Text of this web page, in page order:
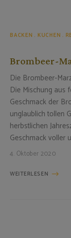
BACKEN KUCHEN
Brombeer-
Die Brombeer-
Die Mischung aus
Geschmack der
unglaublich tollen
herbstlichen
Geschmack voller
4. Oktober 2020
WEITERLESEN